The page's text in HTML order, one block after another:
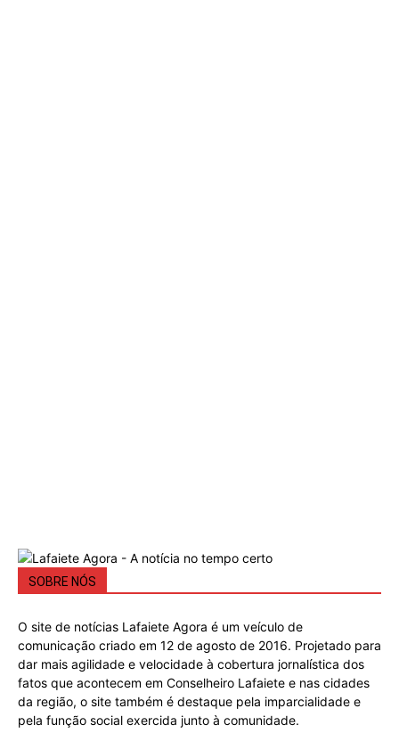
SOBRE NÓS
O site de notícias Lafaiete Agora é um veículo de
comunicação criado em 12 de agosto de 2016. Projetado para
dar mais agilidade e velocidade à cobertura jornalística dos
fatos que acontecem em Conselheiro Lafaiete e nas cidades
da região, o site também é destaque pela imparcialidade e
pela função social exercida junto à comunidade.